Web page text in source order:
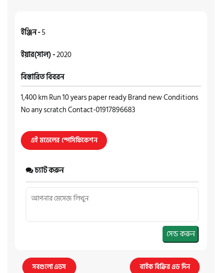
ইঞ্জিন -5
ইয়ার(সাল) -2020
বিস্তারিত বিবরন
1,400 km Run 10 years paper ready Brand new Conditions
No any scratch Contact-01917896683
এই মডেলের স্পেসিফিকেশন
চ্যাট করুন
সেন্ড করুন
সবগুলো এডস বাইক বিক্রির এড দিন